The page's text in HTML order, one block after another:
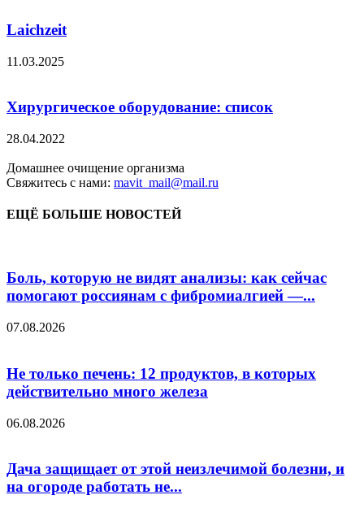
Laichzeit
11.03.2025
Хирургическое оборудование: список
28.04.2022
Домашнее очищение организма
Свяжитесь с нами: mavit_mail@mail.ru
ЕЩЁ БОЛЬШЕ НОВОСТЕЙ
Боль, которую не видят анализы: как сейчас
помогают россиянам с фибромиалгией —...
07.08.2026
Не только печень: 12 продуктов, в которых
действительно много железа
06.08.2026
Дача защищает от этой неизлечимой болезни, и
на огороде работать не...